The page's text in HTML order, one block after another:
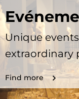
Unique
extraordinary
Find more